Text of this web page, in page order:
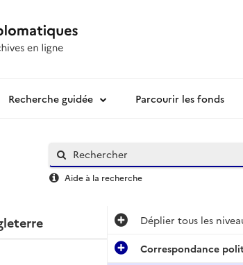
Recherche guidée Parcourir les fonds
Aide à la recherche
Déplier tous les
Correspondance